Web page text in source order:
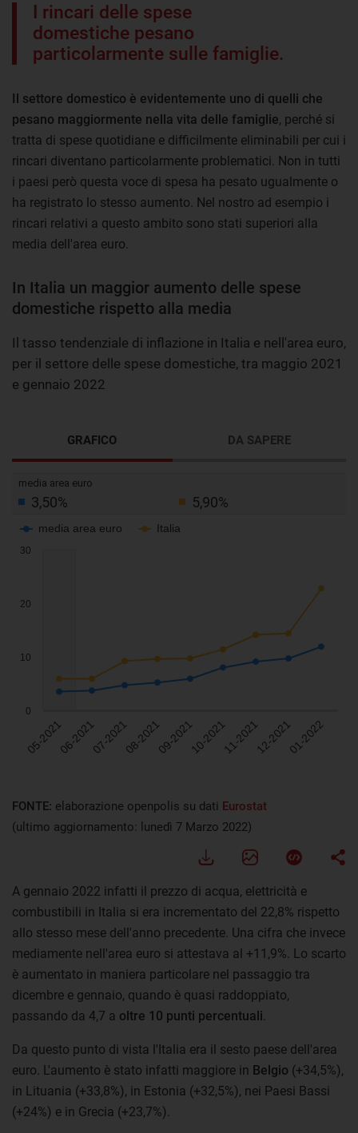
I rincari delle spese
domestiche pesano
particolarmente sulle famiglie.
Il settore domestico è evidentemente uno di quelli che
pesano maggiormente nella vita delle famiglie, perché si
tratta di spese quotidiane e difficilmente eliminabili per cui i
rincari diventano particolarmente problematici. Non in tutti
i paesi però questa voce di spesa ha pesato ugualmente o
ha registrato lo stesso aumento. Nel nostro ad esempio i
rincari relativi a questo ambito sono stati superiori alla
media dell'area euro.
In Italia un maggior aumento delle spese
domestiche rispetto alla media
Il tasso tendenziale di inflazione in Italia e nell'area euro,
per il settore delle spese domestiche, tra maggio 2021
e gennaio 2022
GRAFICO DA SAPERE
FONTE: elaborazione openpolis su dati Eurostat
(ultimo aggiornamento: lunedì 7 Marzo 2022)
A gennaio 2022 infatti il prezzo di acqua, elettricità e
combustibili in Italia si era incrementato del 22,8% rispetto
allo stesso mese dell'anno precedente. Una cifra che invece
mediamente nell'area euro si attestava al +11,9%. Lo scarto
è aumentato in maniera particolare nel passaggio tra
dicembre e gennaio, quando è quasi raddoppiato,
passando da 4,7 a oltre 10 punti percentuali.
Da questo punto di vista l'Italia era il sesto paese dell'area
euro. L'aumento è stato infatti maggiore in Belgio (+34,5%),
in Lituania (+33,8%), in Estonia (+32,5%), nei Paesi Bassi
(+24%) e in Grecia (+23,7%).